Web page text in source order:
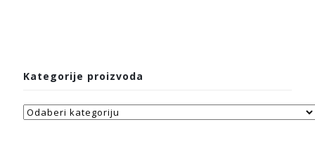
Kategorije proizvoda